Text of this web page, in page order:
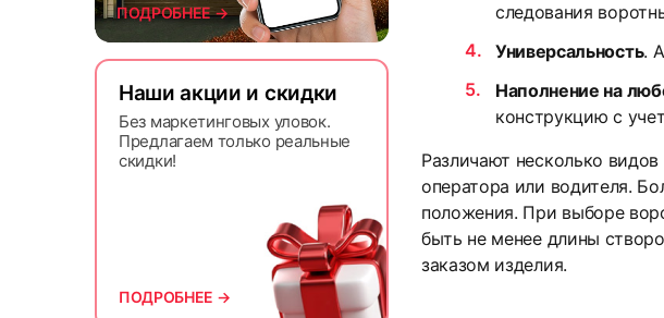
ПОДРОБНЕЕ →
Наши акции и скидки
Без маркетинговых уловок.
Предлагаем только реальные
скидки!
ПОДРОБНЕЕ →
следования
Универсальность.
Наполнение на
конструкцию с
Различают несколько
оператора или водителя.
положения. При выборе
быть не менее длины
заказом изделия.